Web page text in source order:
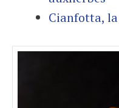
Cianfotta,